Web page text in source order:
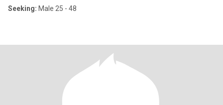
Seeking: Male 25 - 48